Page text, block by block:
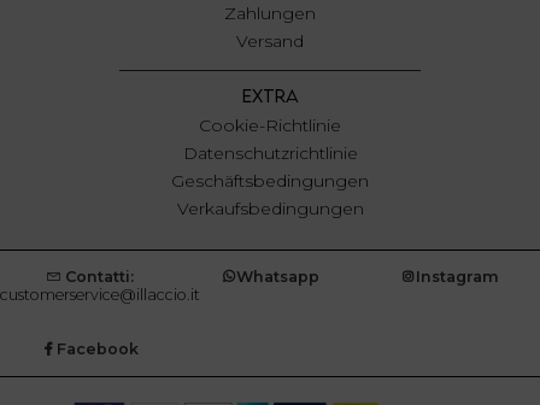
Zahlungen
Versand
EXTRA
Cookie-Richtlinie
Datenschutzrichtlinie
Geschäftsbedingungen
Verkaufsbedingungen
Contatti:
customerservice@illaccio.it
Whatsapp Instagram
Facebook